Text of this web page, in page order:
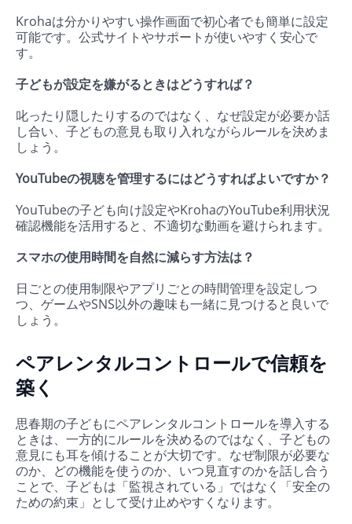
Krohaは分かりやすい操作画面で初心者でも簡単に設定
可能です。公式サイトやサポートが使いやすく安心で
す。
子どもが設定を嫌がるときはどうすれば？
叱ったり隠したりするのではなく、なぜ設定が必要か話
し合い、子どもの意見も取り入れながらルールを決めま
しょう。
YouTubeの視聴を管理するにはどうすればよいですか？
YouTubeの子ども向け設定やKrohaのYouTube利用状況
確認機能を活用すると、不適切な動画を避けられます。
スマホの使用時間を自然に減らす方法は？
日ごとの使用制限やアプリごとの時間管理を設定しつ
つ、ゲームやSNS以外の趣味も一緒に見つけると良いで
しょう。
ペアレンタルコントロールで信頼を
築く
思春期の子どもにペアレンタルコントロールを導入する
ときは、一方的にルールを決めるのではなく、子どもの
意見にも耳を傾けることが大切です。なぜ制限が必要な
のか、どの機能を使うのか、いつ見直すのかを話し合う
ことで、子どもは「監視されている」ではなく「安全の
ための約束」として受け止めやすくなります。